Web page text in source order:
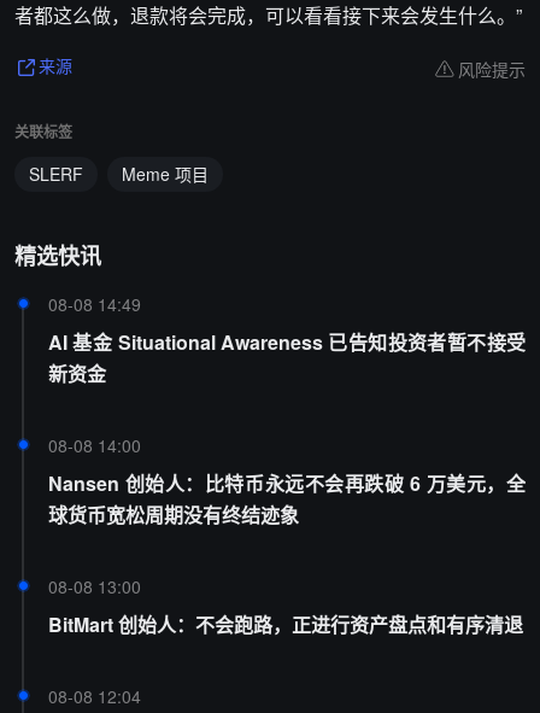
者都这么做，退款将会完成，可以看看接下来会发生什么。”
来源 风险提示
关联标签
SLERF Meme 项目
精选快讯
08-08 14:49
AI 基金 Situational Awareness 已告知投资者暂不接受
新资金
08-08 14:00
Nansen 创始人：比特币永远不会再跌破 6 万美元，全
球货币宽松周期没有终结迹象
08-08 13:00
BitMart 创始人：不会跑路，正进行资产盘点和有序清退
08-08 12:04